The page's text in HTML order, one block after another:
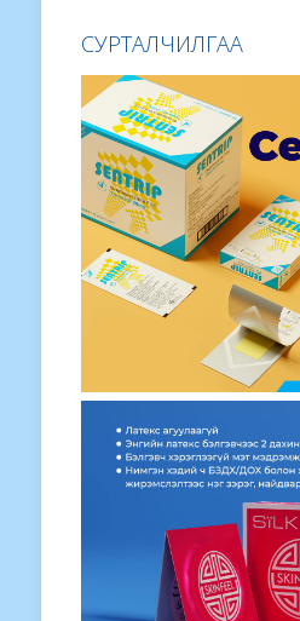
СУРТАЛЧИЛГАА